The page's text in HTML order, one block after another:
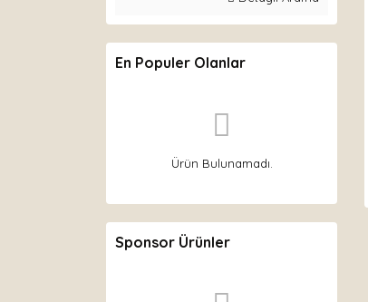
En Populer Olanlar
Ürün Bulunamadı.
Sponsor Ürünler